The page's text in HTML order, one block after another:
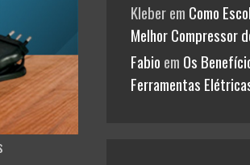
Kleberem Como
Melhor Compressor
Fabio em Os
Ferramentas